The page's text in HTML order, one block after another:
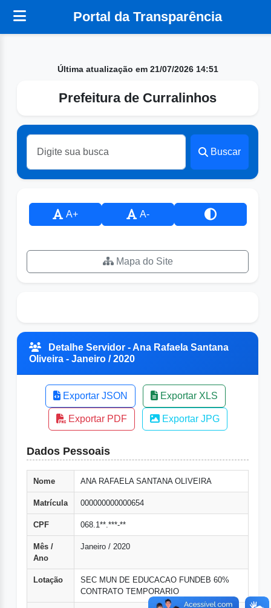
Portal da Transparência
Última atualização em 21/07/2026 14:51
Prefeitura de Curralinhos
Buscar
A+ A-
Mapa do Site
Detalhe Servidor - Ana Rafaela Santana
Oliveira - Janeiro / 2020
Exportar JSON Exportar XLS
Exportar PDF Exportar JPG
Dados Pessoais
Nome ANA RAFAELA SANTANA OLIVEIRA
Matrícula 000000000000654
CPF 068.1**.***-**
Mês /
Ano
Janeiro / 2020
Lotação
SEC MUN DE EDUCACAO FUNDEB 60%
CONTRATO TEMPORARIO